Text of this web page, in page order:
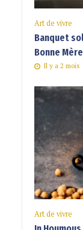
Art de vivre
Banquet
Bonne Mère
Il y a 2 mois
Art de vivre